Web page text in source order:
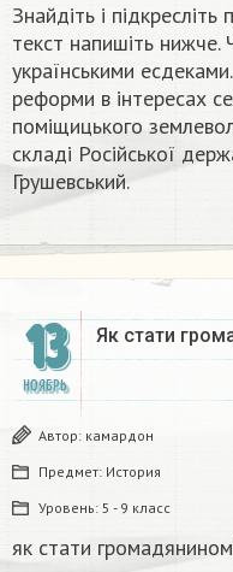
Знайдіть і
текст напишіть нижче.
українськими
реформи в інтересах
поміщицького
складі Російської
Грушевський.​
13
НОЯБРЬ
Як стати
Автор: камардон
Предмет: История
Уровень: 5 - 9 класс
як стати